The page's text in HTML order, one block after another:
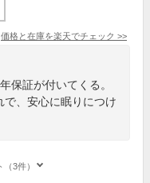
価格と在庫を楽天でチェック >>
保証が付いてくる。
で、安心に眠りにつけ
3件）